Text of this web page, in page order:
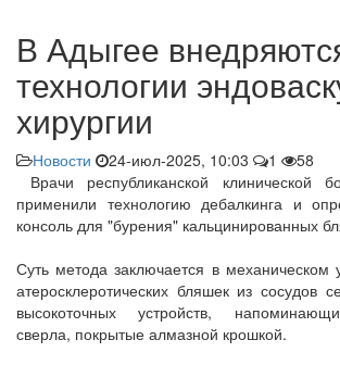
В Адыгее
технологии
хирургии
Новости 24-июл-2025, 10:03 1
58
Врачи республиканской клинической
применили технологию дебалкинга и
консоль для "бурения" кальцинированных
Суть метода заключается в механическом
атеросклеротических бляшек из сосудов
высокоточных устройств,
сверла, покрытые алмазной крошкой.